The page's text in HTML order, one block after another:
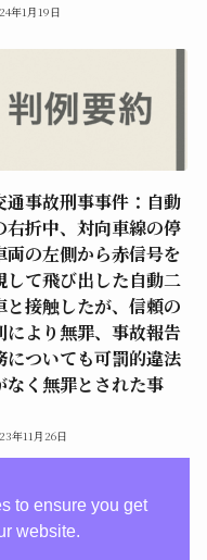
年1月19日
通事故刑事事件：自動
右折中、対向車線の停
両の左側から赤信号を
して飛び出した自動二
と接触したが、信頼の
により無罪、事故報告
についても可罰的違法
なく無罪とされた事
年11月26日
to ensure you get
website.